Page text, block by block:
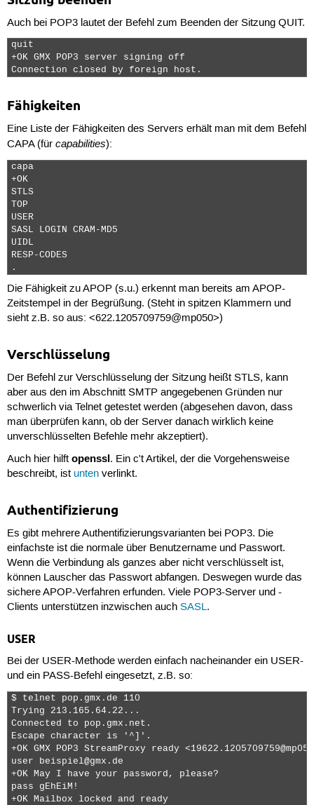
Auch bei POP3 lautet der Befehl zum Beenden der Sitzung QUIT.
quit
+OK GMX POP3 server signing off
Connection closed by foreign host.
Fähigkeiten
Eine Liste der Fähigkeiten des Servers erhält man mit dem Befehl
CAPA(für capabilities):
capa
+OK
STLS
TOP
USER
SASL LOGIN CRAM-MD5
UIDL
RESP-CODES
.
Die Fähigkeit zu APOP (s.u.) erkennt man bereits am APOP-
Zeitstempel in der Begrüßung. (Steht in spitzen Klammern und
sieht z.B. so aus: <622.1205709759@mp050>)
Verschlüsselung
Der Befehl zur Verschlüsselung der Sitzung heißt STLS, kann
aber aus den im Abschnitt SMTP angegebenen Gründen nur
schwerlich via Telnet getestet werden (abgesehen davon, dass
man überprüfen kann, ob der Server danach wirklich keine
unverschlüsselten Befehle mehr akzeptiert).
Auch hier hilft openssl. Ein c't Artikel, der die Vorgehensweise
beschreibt, ist untenverlinkt.
Authentifizierung
Es gibt mehrere Authentifizierungsvarianten bei POP3. Die
einfachste ist die normale über Benutzername und Passwort.
Wenn die Verbindung als ganzes aber nicht verschlüsselt ist,
können Lauscher das Passwort abfangen. Deswegen wurde das
sichere APOP-Verfahren erfunden. Viele POP3-Server und -
Clients unterstützen inzwischen auch SASL.
USER
Bei der USER-Methode werden einfach nacheinander ein USER-
und ein PASS-Befehl eingesetzt, z.B. so:
$ telnet pop.gmx.de 110
Trying 213.165.64.22...
Connected to pop.gmx.net.
Escape character is '^]'.
+OK GMX POP3 StreamProxy ready
user beispiel@gmx.de
+OK May I have your password, please?
pass gEhEiM!
+OK Mailbox locked and ready